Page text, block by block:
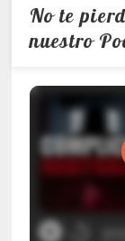
No te
nuestro